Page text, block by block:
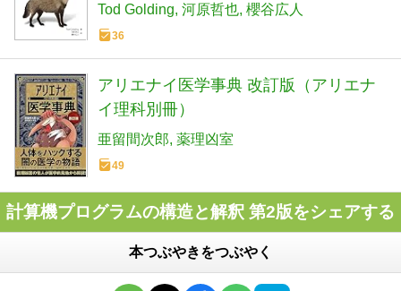
AWSアーキテクチャパターン
Tod Golding 河原哲也 櫻谷広人
36
アリエナイ医学事典 改訂版（アリエナ
イ理科別冊）
亜留間次郎 薬理凶室
49
計算機プログラムの構造と解釈 第2版をシェアする
本つぶやきをつぶやく